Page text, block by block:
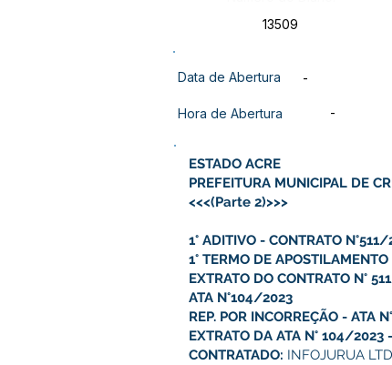
13509
Data de Abertura -
Hora de Abertura -
ESTADO ACRE
PREFEITURA MUNICIPAL DE
<<<(Parte 2)>>>
1° ADITIVO - CONTRATO
1° TERMO DE
EXTRATO DO CONTRATO N°
ATA N°104/2023
REP. POR INCORREÇÃO - ATA
EXTRATO DA ATA N° 104/2023 -
CONTRATADO: INFOJURUA